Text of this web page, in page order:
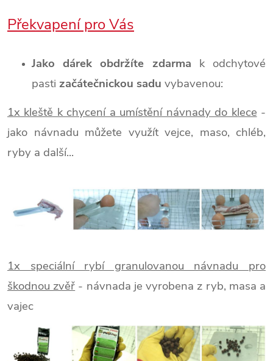
Překvapení pro Vás
Jako dárek obdržíte zdarma k odchytové
pasti začátečnickou sadu vybavenou:
1x kleště k chycení a umístění návnady do klece -
jako návnadu můžete využít vejce, maso, chléb,
ryby a další...
1x speciální rybí granulovanou návnadu pro
škodnou zvěř - návnada je vyrobena z ryb, masa a
vajec